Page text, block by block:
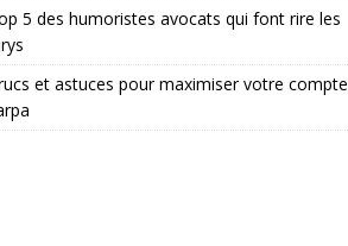
5 des humoristes avocats qui font rire les
et astuces pour maximiser votre compte